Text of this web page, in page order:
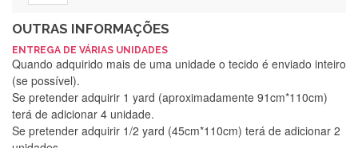
OUTRAS INFORMAÇÕES
ENTREGA DE VÁRIAS UNIDADES
Quando adquirido mais de uma unidade o tecido é enviado inteiro
(se possível).
Se pretender adquirir 1 yard (aproximadamente 91cm*110cm)
terá de adicionar 4 unidade.
Se pretender adquirir 1/2 yard (45cm*110cm) terá de adicionar 2